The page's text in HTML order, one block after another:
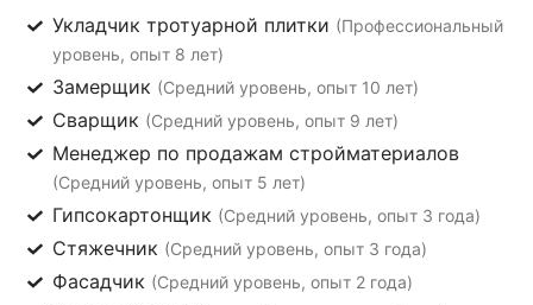
Укладчик тротуарной плитки (Профессиональный
уровень, опыт 8 лет)
Замерщик (Средний уровень, опыт 10 лет)
Сварщик (Средний уровень, опыт 9 лет)
Менеджер по продажам стройматериалов
(Средний уровень, опыт 5 лет)
Гипсокартонщик (Средний уровень, опыт 3 года)
Стяжечник (Средний уровень, опыт 3 года)
Фасадчик (Средний уровень, опыт 2 года)